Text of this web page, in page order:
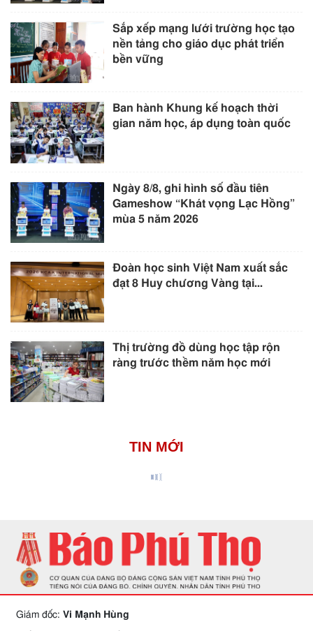
Sắp xếp mạng lưới trường học tạo
nền tảng cho giáo dục phát triển
bền vững
Ban hành Khung kế hoạch thời
gian năm học, áp dụng toàn quốc
Ngày 8/8, ghi hình số đầu tiên
Gameshow “Khát vọng Lạc Hồng”
mùa 5 năm 2026
Đoàn học sinh Việt Nam xuất sắc
đạt 8 Huy chương Vàng tại...
Thị trường đồ dùng học tập rộn
ràng trước thềm năm học mới
TIN MỚI
Giám đốc: Vi Mạnh Hùng